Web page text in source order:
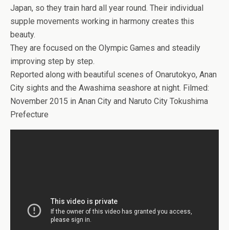
Japan, so they train hard all year round. Their individual
supple movements working in harmony creates this
beauty.
They are focused on the Olympic Games and steadily
improving step by step.
Reported along with beautiful scenes of Onarutokyo, Anan
City sights and the Awashima seashore at night. Filmed:
November 2015 in Anan City and Naruto City Tokushima
Prefecture